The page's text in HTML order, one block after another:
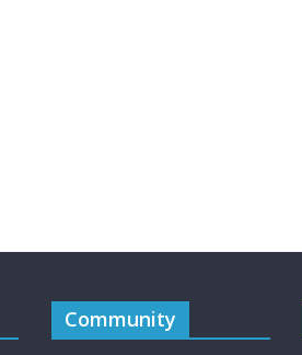
Community